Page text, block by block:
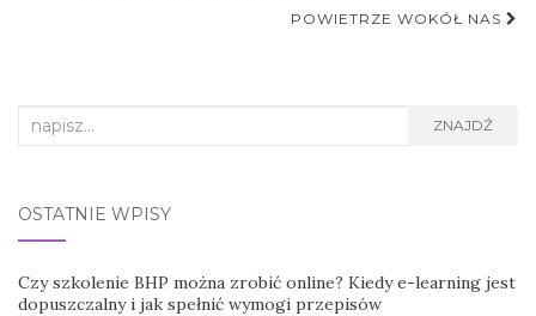
POWIETRZE WOKÓŁ NAS
Search
ZNAJDŹ
OSTATNIE WPISY
Czy szkolenie BHP można zrobić online? Kiedy e-learning jest
dopuszczalny i jak spełnić wymogi przepisów